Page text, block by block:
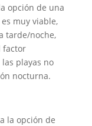
opción de una
muy viable,
tarde/noche,
factor
playas no
nocturna.
la opción de